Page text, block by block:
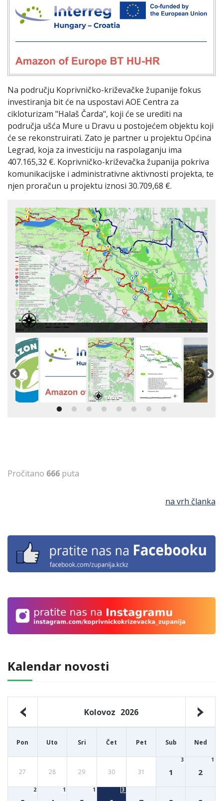
Kalendar novosti
Kolovoz 2026
Pon Uto Sri Čet Pet Sub Ned
27 28 29 30 31 1
3
2
1
2 1 1 3
Na području Koprivničko-križevačke županije fokus
investiranja bit će na uspostavi AOE Centra za
cikloturizam "Halaš Čarda", koji će se urediti na
područja ušća Mure u Dravu u postojećem objektu koji
će se rekonstruirati. Zato je partner u projektu Općina
Legrad, koja za investiciju na raspolaganju ima
407.165,32 €. Koprivničko-križevačka županija pokriva
komunikacijske i administrativne aktivnosti projekta, te
njen proračun u projektu iznosi 30.709,68 €.
Pročitano 666 puta
na vrh članka